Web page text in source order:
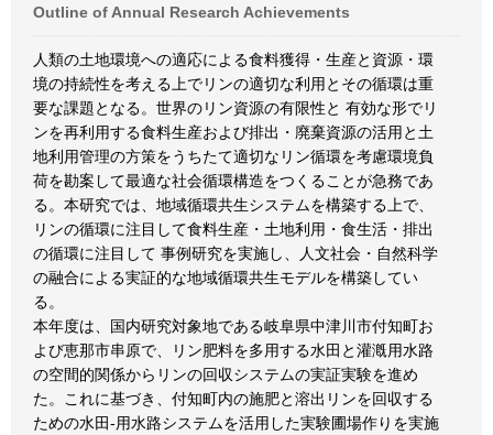
Outline of Annual Research Achievements
人類の土地環境への適応による食料獲得・生産と資源・環
境の持続性を考える上でリンの適切な利用とその循環は重
要な課題となる。世界のリン資源の有限性と 有効な形でリ
ンを再利用する食料生産および排出・廃棄資源の活用と土
地利用管理の方策をうちたて適切なリン循環を考慮環境負
荷を勘案して最適な社会循環構造をつくることが急務であ
る。本研究では、地域循環共生システムを構築する上で、
リンの循環に注目して食料生産・土地利用・食生活・排出
の循環に注目して 事例研究を実施し、人文社会・自然科学
の融合による実証的な地域循環共生モデルを構築してい
る。
本年度は、国内研究対象地である岐阜県中津川市付知町お
よび恵那市串原で、リン肥料を多用する水田と灌漑用水路
の空間的関係からリンの回収システムの実証実験を進め
た。これに基づき、付知町内の施肥と溶出リンを回収する
ための水田-用水路システムを活用した実験圃場作りを実施